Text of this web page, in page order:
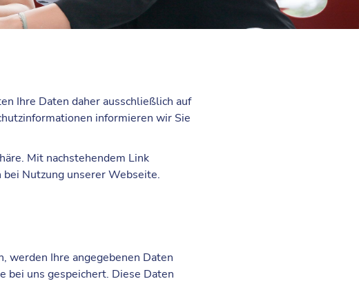
Ihre Daten daher ausschließlich auf
informieren wir Sie
Mit nachstehendem Link
Nutzung unserer Webseite.
werden Ihre angegebenen Daten
bei uns gespeichert. Diese Daten